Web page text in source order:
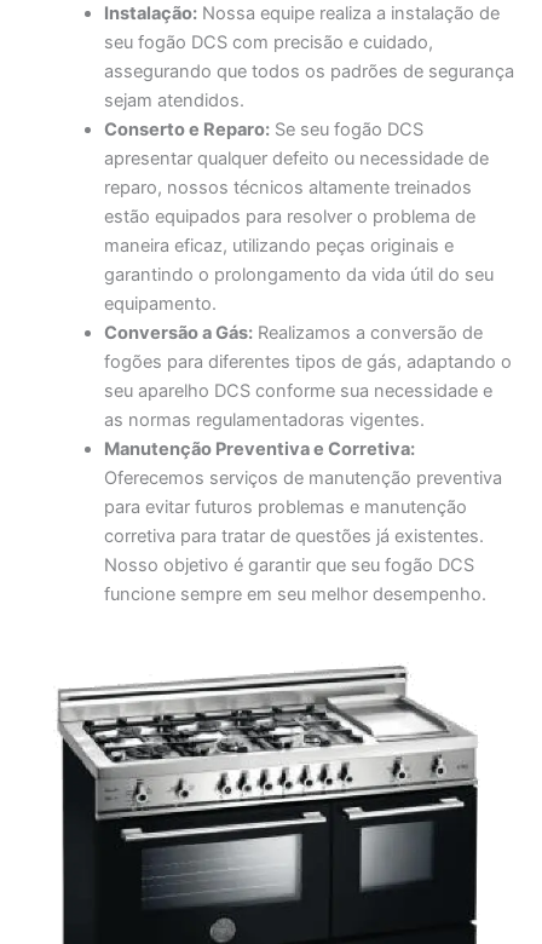
Instalação: Nossa equipe realiza a instalação de
seu fogão DCS com precisão e cuidado,
assegurando que todos os padrões de segurança
sejam atendidos.
Conserto e Reparo: Se seu fogão DCS
apresentar qualquer defeito ou necessidade de
reparo, nossos técnicos altamente treinados
estão equipados para resolver o problema de
maneira eficaz, utilizando peças originais e
garantindo o prolongamento da vida útil do seu
equipamento.
Conversão a Gás: Realizamos a conversão de
fogões para diferentes tipos de gás, adaptando o
seu aparelho DCS conforme sua necessidade e
as normas regulamentadoras vigentes.
Manutenção Preventiva e Corretiva:
Oferecemos serviços de manutenção preventiva
para evitar futuros problemas e manutenção
corretiva para tratar de questões já existentes.
Nosso objetivo é garantir que seu fogão DCS
funcione sempre em seu melhor desempenho.